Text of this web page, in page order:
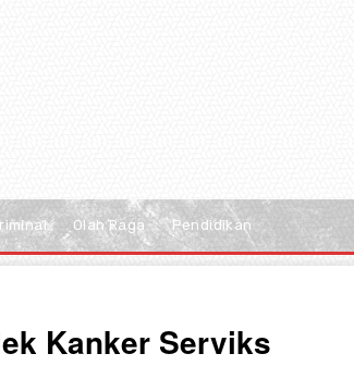
Olah Raga Pendidikan
Kanker Serviks